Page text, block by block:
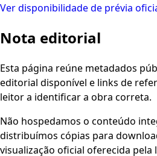
Ver disponibilidade de prévia
Nota editorial
Esta página reúne metadados
editorial disponível e links de
leitor a identificar a obra correta.
Não hospedamos o conteúdo
distribuímos cópias para
visualização oficial oferecida pela